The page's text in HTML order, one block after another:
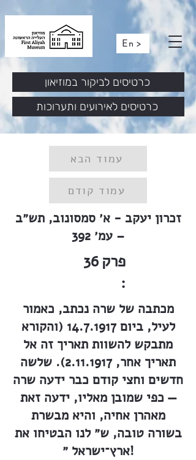
En >
כרטיסים לאירועים ותערוכות
כרטיסים לביקור במוזיאון
עמוד הבא
עמוד קודם
זכרון יעקב - א׳ סמסונוב, תש״ב
– עמ׳ 392
36 פרק
:
מכתבה של שרה נכתב, כאמור
לעיל, ביום14.7.1917 (והקורא
מתבקש להשוות תאריך זה אל
תאריך אחר,2.11.1917) . שלשה
חדשים וחצי קודם כבר ידעה שרה
— כפי שמובן מאליו, ידעה זאת
מאהרן אחיה, והיא מבשרת
בשורה טובה, ש״ לנו הבטיחו את
ארץ־ישראל ״!